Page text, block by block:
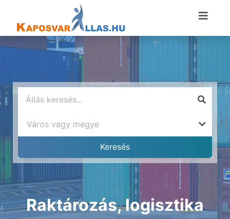
Raktározás, logisztika